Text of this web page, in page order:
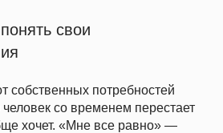
свои
собственных потребностей
человек со временем перестает
хочет. «Мне все равно» —